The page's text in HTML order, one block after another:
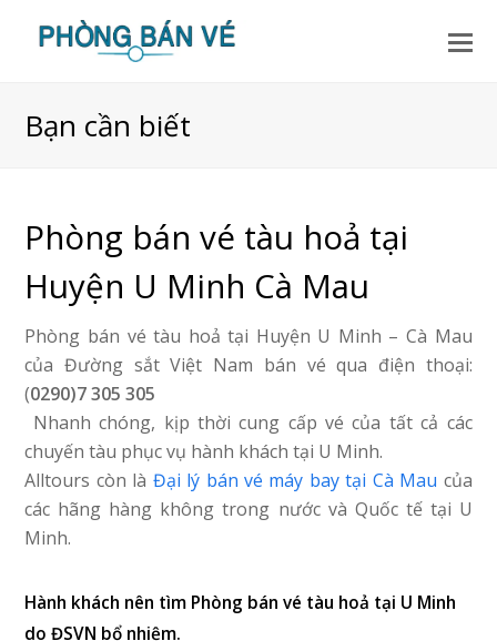
Bạn cần biết
Phòng bán vé tàu hoả tại
Huyện U Minh Cà Mau
Phòng bán vé tàu hoả tại Huyện U Minh – Cà Mau
của Đường sắt Việt Nam bán vé qua điện thoại:
(0290)7 305 305
Nhanh chóng, kịp thời cung cấp vé của tất cả các
chuyến tàu phục vụ hành khách tại U Minh.
Alltours còn là Đại lý bán vé máy bay tại Cà Mau của
các hãng hàng không trong nước và Quốc tế tại U
Minh.
Hành khách nên tìm Phòng bán vé tàu hoả tại U Minh
do ĐSVN bổ nhiệm.